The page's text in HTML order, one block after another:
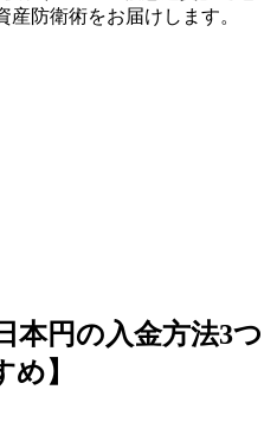
防衛術をお届けします。
本円の入金方法3つ
め】